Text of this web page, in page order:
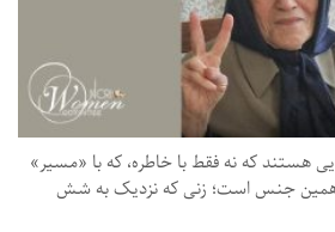
هستند که نه فقط با خاطره، که با «مسیر»
همین جنس است؛ زنی که نزدیک به شش